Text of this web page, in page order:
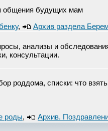
общения будущих мам
, Архив раздела
анализы и
консультации.
роддома, списки: что
роды, Архив.